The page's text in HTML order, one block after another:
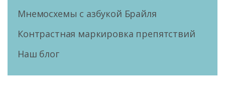
Мнемосхемы с азбукой Брайля
Контрастная маркировка препятствий
Наш блог